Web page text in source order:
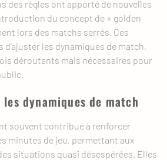
des règles ont apporté de nouvelles
du concept de « golden
lors des matchs serrés. Ces
les dynamiques de match,
déroutants mais nécessaires pour
dynamiques de match
souvent contribué à renforcer
minutes de jeu, permettant aux
situations quasi désespérées. Elles